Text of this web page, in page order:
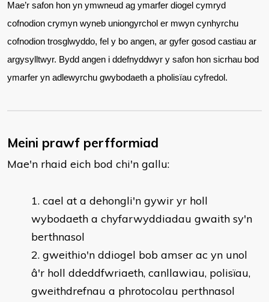
Mae’r safon hon yn ymwneud ag ymarfer diogel cymryd
cofnodion crymyn wyneb uniongyrchol er mwyn cynhyrchu
cofnodion trosglwyddo, fel y bo angen, ar gyfer gosod castiau ar
argysylltwyr. Bydd angen i ddefnyddwyr y safon hon sicrhau bod
ymarfer yn adlewyrchu gwybodaeth a pholisïau cyfredol.
Meini prawf perfformiad
Mae'n rhaid eich bod chi'n gallu:
cael at a dehongli'n gywir yr holl
wybodaeth a chyfarwyddiadau gwaith sy'n
berthnasol
gweithio'n ddiogel bob amser ac yn unol
â'r holl ddeddfwriaeth, canllawiau, polisïau,
gweithdrefnau a phrotocolau perthnasol